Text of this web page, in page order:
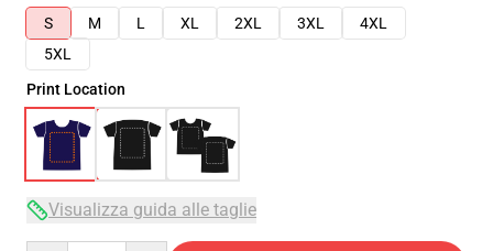
S
M L XL 2XL 3XL
4XL
5XL
Print Location
Visualizza guida alle taglie